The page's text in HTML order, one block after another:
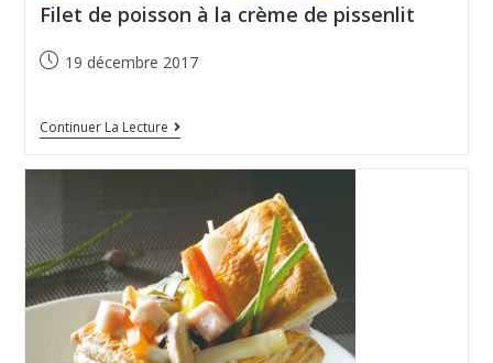
Filet de poisson à la crème de pissenlit
19 décembre 2017
Continuer La Lecture